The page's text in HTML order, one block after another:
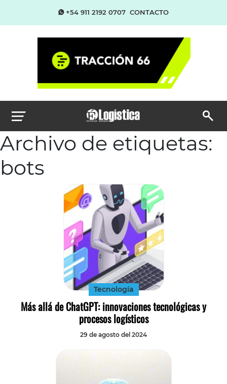
+54 911 2192 0707 CONTACTO
Archivo de etiquetas:
bots
Tecnología
Más allá de ChatGPT: innovaciones tecnológicas y
procesos logísticos
29 de agosto del 2024